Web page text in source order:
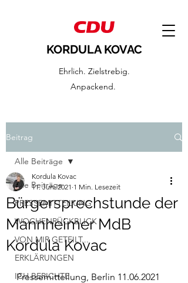
KORDULA KOVAC
Ehrlich. Zielstrebig.
Anpackend.
Beitrag
Alle Beiträge
PRESSEMITTEILUNG
WOCHENRÜCKBLICK
VON MIR GETEILT...
ERKLÄRUNGEN
ICH BERICHTE
Alle Beiträge
Bürgersprechstunde der
Mannheimer MdB
Kordula Kovac
Kordula Kovac
11. Juni 2021 1 Min. Lesezeit
Pressemitteilung, Berlin 11.06.2021